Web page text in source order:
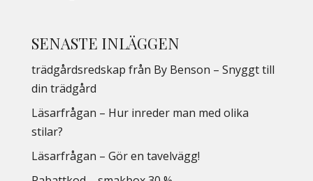
SENASTE INLÄGGEN
trädgårdsredskap från By Benson – Snyggt till
din trädgård
Läsarfrågan – Hur inreder man med olika
stilar?
Läsarfrågan – Gör en tavelvägg!